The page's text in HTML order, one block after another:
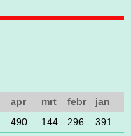
apr mrt febr
jan
490 144 296
391